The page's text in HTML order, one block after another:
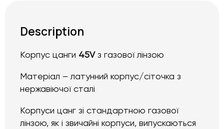
Description
Корпус цанги 45V з газової лінзою
Матеріал – латунний корпус/сіточка з
нержавіючої сталі
Корпуси цанг зі стандартною газової
лінзою, як і звичайні корпуси, випускаються